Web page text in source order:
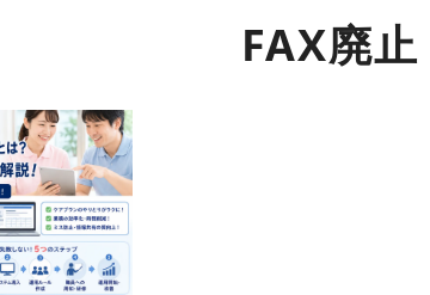
FAX廃止